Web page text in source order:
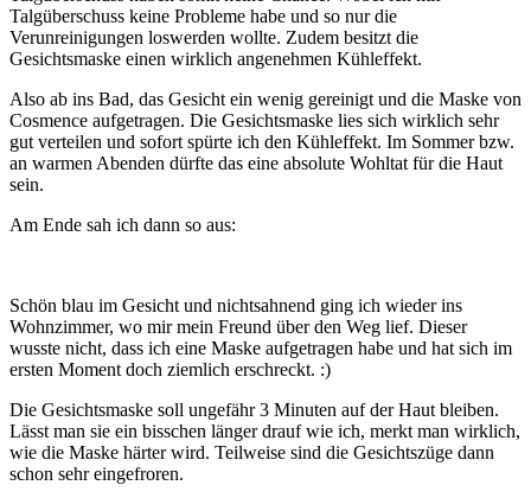
Talgüberschuss keine Probleme habe und so nur die
Verunreinigungen loswerden wollte. Zudem besitzt die
Gesichtsmaske einen wirklich angenehmen Kühleffekt.
Also ab ins Bad, das Gesicht ein wenig gereinigt und die Maske von
Cosmence aufgetragen. Die Gesichtsmaske lies sich wirklich sehr
gut verteilen und sofort spürte ich den Kühleffekt. Im Sommer bzw.
an warmen Abenden dürfte das eine absolute Wohltat für die Haut
sein.
Am Ende sah ich dann so aus:
Schön blau im Gesicht und nichtsahnend ging ich wieder ins
Wohnzimmer, wo mir mein Freund über den Weg lief. Dieser
wusste nicht, dass ich eine Maske aufgetragen habe und hat sich im
ersten Moment doch ziemlich erschreckt. :)
Die Gesichtsmaske soll ungefähr 3 Minuten auf der Haut bleiben.
Lässt man sie ein bisschen länger drauf wie ich, merkt man wirklich,
wie die Maske härter wird. Teilweise sind die Gesichtszüge dann
schon sehr eingefroren.